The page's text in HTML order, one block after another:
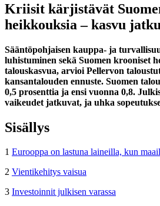
Kriisit kärjistävät
heikkouksia – kasvu
Sääntöpohjaisen kauppa- ja
luhistuminen sekä Suomen krooniset
talouskasvua, arvioi Pellervon
kansantalouden ennuste. Suomen
0,5 prosenttia ja ensi vuonna 0,8.
vaikeudet jatkuvat, ja uhka
Sisällys
1 Eurooppa on lastuna laineilla, kun
2 Vientikehitys vaisua
3 Investoinnit julkisen varassa